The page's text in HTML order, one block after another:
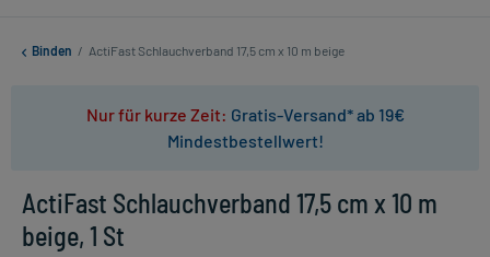
Binden / ActiFast Schlauchverband 17,5 cm x 10 m beige
Nur für kurze Zeit: Gratis-Versand* ab 19€
Mindestbestellwert!
ActiFast Schlauchverband 17,5 cm x 10 m
beige, 1 St